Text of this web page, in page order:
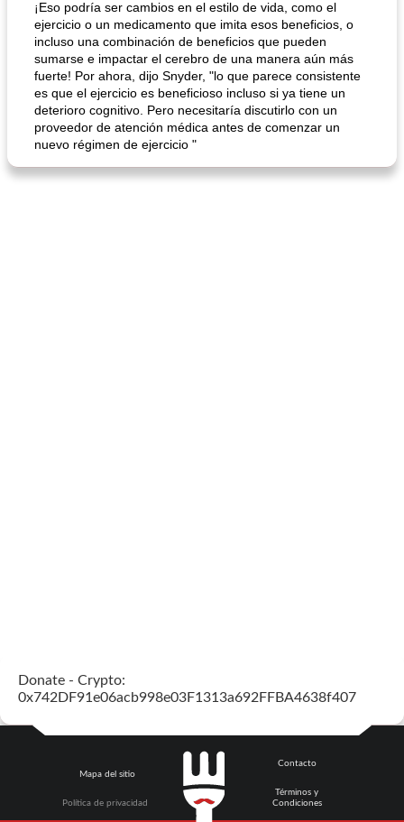
¡Eso podría ser cambios en el estilo de vida, como el
ejercicio o un medicamento que imita esos beneficios, o
incluso una combinación de beneficios que pueden
sumarse e impactar el cerebro de una manera aún más
fuerte! Por ahora, dijo Snyder, "lo que parece consistente
es que el ejercicio es beneficioso incluso si ya tiene un
deterioro cognitivo. Pero necesitaría discutirlo con un
proveedor de atención médica antes de comenzar un
nuevo régimen de ejercicio "
Donate - Crypto:
0x742DF91e06acb998e03F1313a692FFBA4638f407
Mapa del sitio
Política de privacidad
Contacto
Términos y
Condiciones